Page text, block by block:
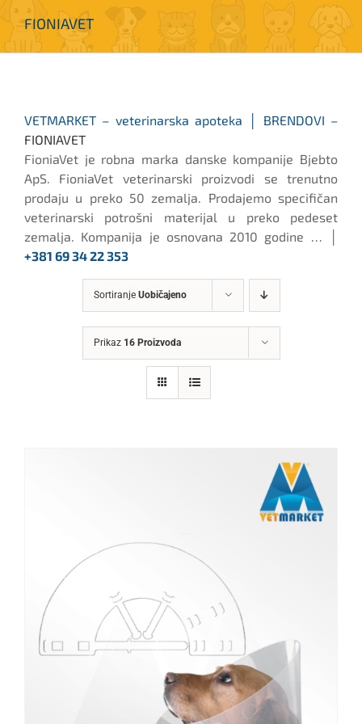
FIONIAVET
VETMARKET – veterinarska apoteka │ BRENDOVI –
FIONIAVET
FioniaVet je robna marka danske kompanije Bjebto
ApS. FioniaVet veterinarski proizvodi se trenutno
prodaju u preko 50 zemalja. Prodajemo specifičan
veterinarski potrošni materijal u preko pedeset
zemalja. Kompanija je osnovana 2010 godine … │
+381 69 34 22 353
Sortiranje Uobičajeno
Prikaz 16 Proizvoda